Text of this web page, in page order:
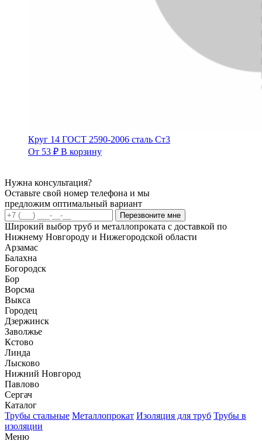
Круг 14 ГОСТ 2590-2006 сталь Ст3
От 53 ₽ В корзину
Нужна консультация?
Оставьте свой номер телефона и мы
предложим оптимальный вариант
Перезвоните мне
Широкий выбор труб и металлопроката с доставкой по
Нижнему Новгороду и Нижегородской области
Арзамас
Балахна
Богородск
Бор
Ворсма
Выкса
Городец
Дзержинск
Заволжье
Кстово
Линда
Лысково
Нижний Новгород
Павлово
Сергач
Каталог
Трубы стальные Металлопрокат Изоляция для труб Трубы в
изоляции
Меню